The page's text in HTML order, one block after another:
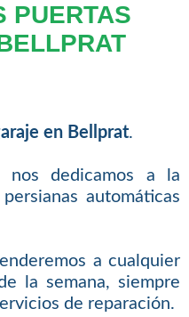
PUERTAS
en Bellprat.
nos dedicamos a la
automáticas
a cualquier
la semana, siempre
de reparación.